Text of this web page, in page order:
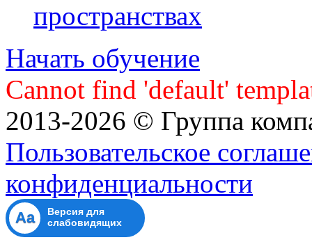
пространствах
Начать обучение
Cannot find 'default'
2013-2026 © Группа
Пользовательское
конфиденциальности
Aa
Версия для
слабовидящих